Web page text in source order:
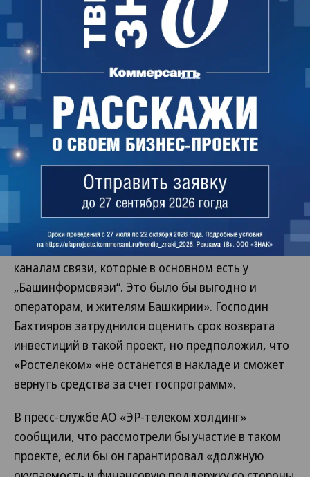
правительство, в том числе связанные с
дистанционным обучением.
Генеральный директор АО «Уфанет» Искандар
Бахтияров сообщил, что на сегодняшнее
заседание в правительстве компания не
приглашалась. «Мы участвовали в обсуждении
этого проекта и уверены, что партнером
правительства будет „Ростелеком“. Было бы
удивительно, если бы было иначе,— отметил он.
— В моем понимании, конечно, правильным
подходом было бы объединение усилий разных
операторов. Дать им доступ к оптическим
каналам связи, которые в основном есть у
„Башинформсвязи“. Это было бы выгодно и
операторам, и жителям Башкирии». Господин
Бахтияров затруднился оценить срок возврата
инвестиций в такой проект, но предположил, что
«Ростелеком» «не останется в накладе и сможет
вернуть средства за счет госпрограмм».
В пресс-службе АО «ЭР-телеком холдинг»
сообщили, что рассмотрели бы участие в таком
проекте, если бы он гарантировал «должную